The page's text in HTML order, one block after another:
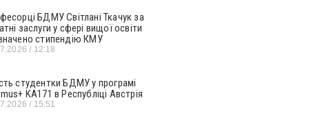
БДМУ Світлані Ткачук за
заслуги у сфері вищої освіти
стипендію КМУ
12:18
студентки БДМУ у програмі
KA171 в Республіці Австрія
15:51